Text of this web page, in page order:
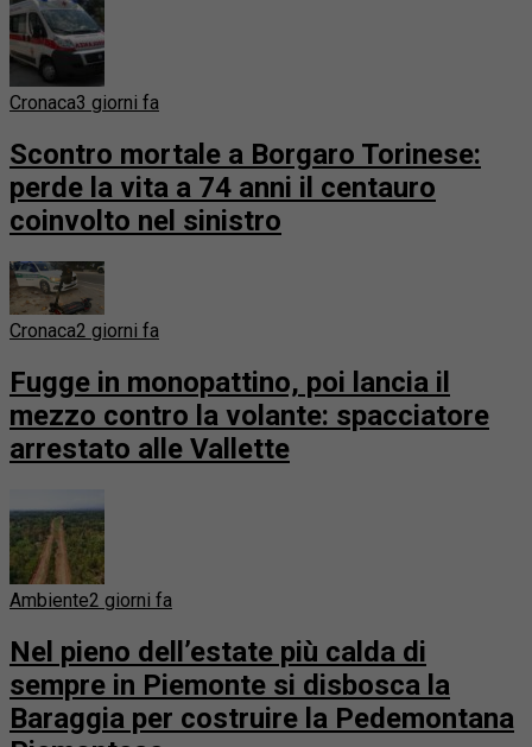
Cronaca3 giorni fa
Scontro mortale a Borgaro Torinese:
perde la vita a 74 anni il centauro
coinvolto nel sinistro
Cronaca2 giorni fa
Fugge in monopattino, poi lancia il
mezzo contro la volante: spacciatore
arrestato alle Vallette
Ambiente2 giorni fa
Nel pieno dell’estate più calda di
sempre in Piemonte si disbosca la
Baraggia per costruire la Pedemontana